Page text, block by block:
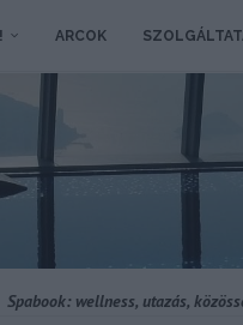
ARCOK
Spabook: wellness, utazás,